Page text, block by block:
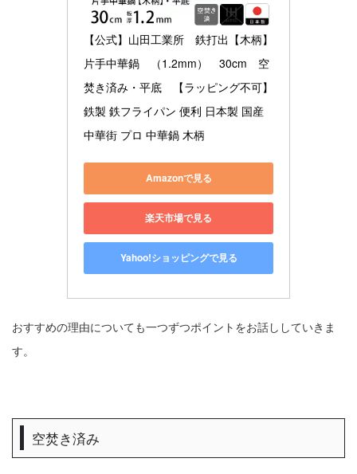
【公式】山田工業所　鉄打出【木柄】
片手中華鍋　（1.2mm）　30cm　空
焚き済み・平底　【ラッピング不可】
鉄製 鉄フライパン 便利 日本製 国産
中華街 プロ 中華鍋 木柄
Amazonで見る
楽天市場で見る
Yahoo!ショッピングで見る
おすすめの理由についても一つずつポイントをお話ししていきま
す。
空焚き済み